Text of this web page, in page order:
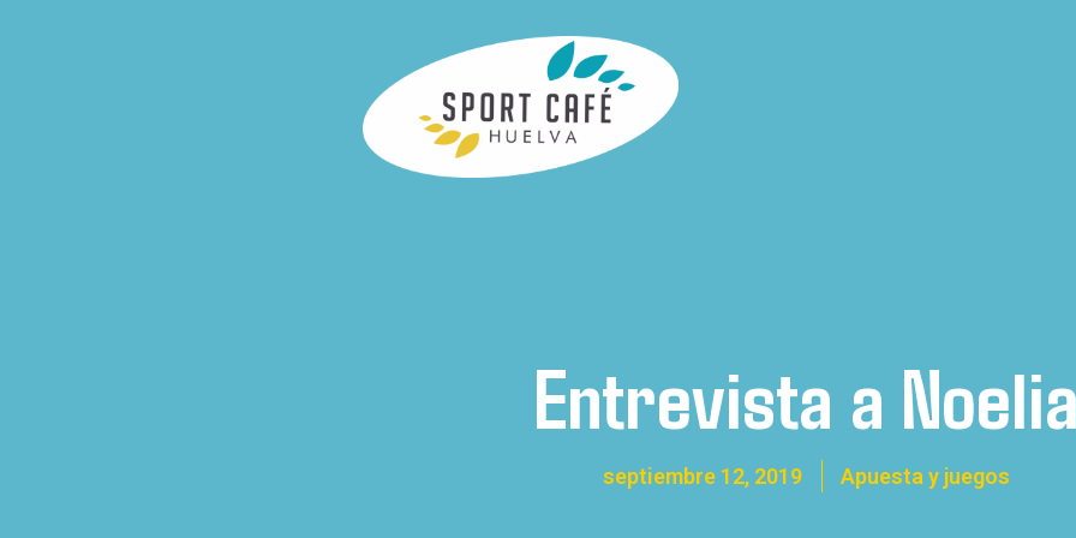
Entrevista a Noelia
septiembre 12, 2019 Apuesta y juegos